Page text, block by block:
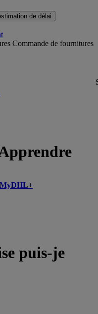
de délai
Commande de fournitures
MyDHL+
puis-je